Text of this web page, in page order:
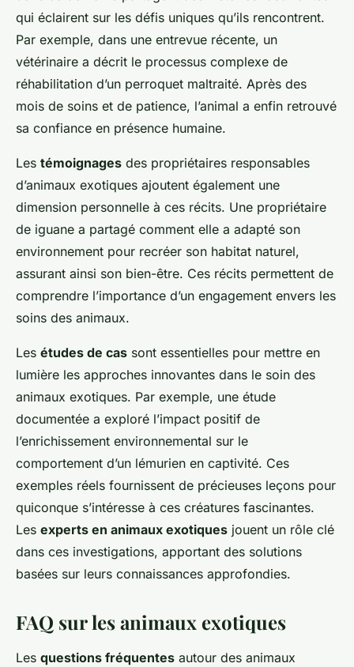
qui éclairent sur les défis uniques qu’ils rencontrent.
Par exemple, dans une entrevue récente, un
vétérinaire a décrit le processus complexe de
réhabilitation d’un perroquet maltraité. Après des
mois de soins et de patience, l’animal a enfin retrouvé
sa confiance en présence humaine.
Les témoignages des propriétaires responsables
d’animaux exotiques ajoutent également une
dimension personnelle à ces récits. Une propriétaire
de iguane a partagé comment elle a adapté son
environnement pour recréer son habitat naturel,
assurant ainsi son bien-être. Ces récits permettent de
comprendre l’importance d’un engagement envers les
soins des animaux.
Les études de cas sont essentielles pour mettre en
lumière les approches innovantes dans le soin des
animaux exotiques. Par exemple, une étude
documentée a exploré l’impact positif de
l’enrichissement environnemental sur le
comportement d’un lémurien en captivité. Ces
exemples réels fournissent de précieuses leçons pour
quiconque s’intéresse à ces créatures fascinantes.
Les experts en animaux exotiques jouent un rôle clé
dans ces investigations, apportant des solutions
basées sur leurs connaissances approfondies.
FAQ sur les animaux exotiques
Les questions fréquentes autour des animaux